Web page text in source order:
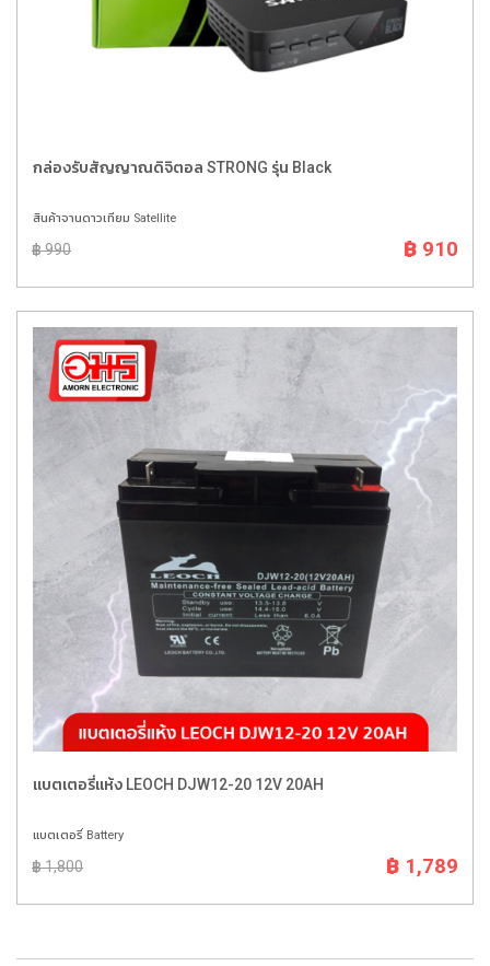
กล่องรับสัญญาณดิจิตอล STRONG รุ่น Black
สินค้าจานดาวเทียม Satellite
฿ 990 ฿ 910
แบตเตอรี่แห้ง LEOCH DJW12-20 12V 20AH
แบตเตอรี่ Battery
฿ 1,800 ฿ 1,789